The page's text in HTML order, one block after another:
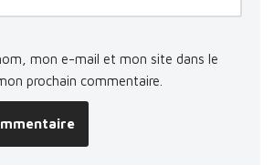
mon e-mail et mon site dans le
prochain commentaire.